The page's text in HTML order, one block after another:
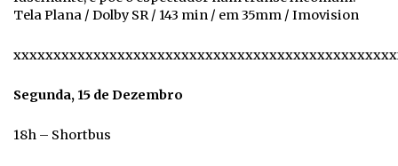
Tela Plana / Dolby SR / 143 min / em 35mm / Imovision
Segunda, 15 de Dezembro
18h – Shortbus